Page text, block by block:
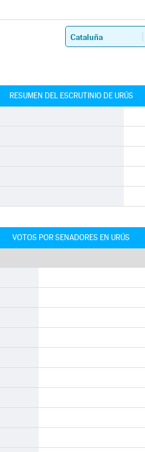
RESUMEN DEL ESCRUTINIO DE URÚS
VOTOS POR SENADORES EN URÚS